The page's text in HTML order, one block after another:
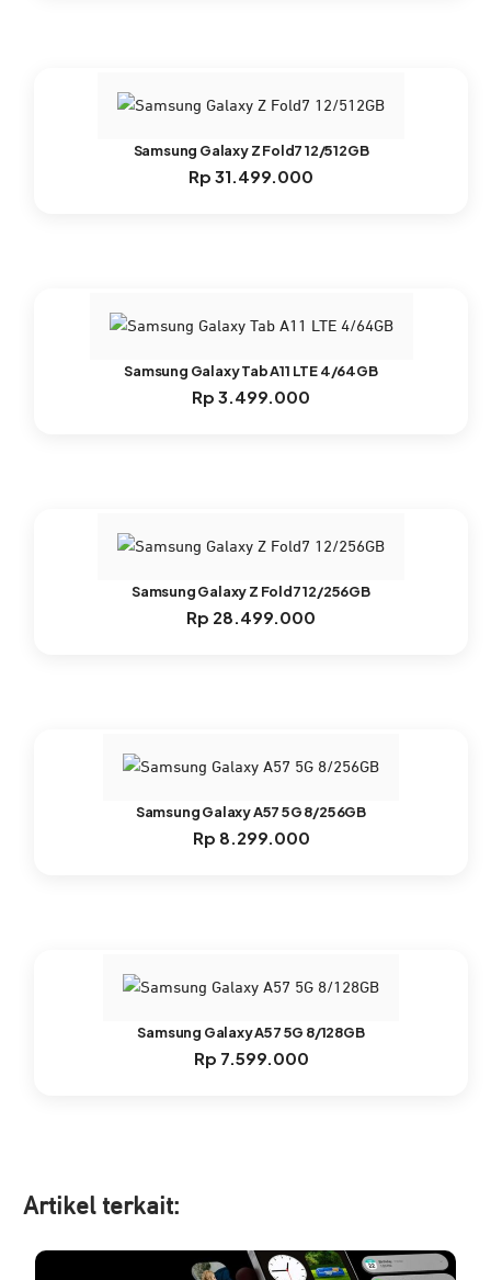
Samsung Galaxy Z Fold7 12/512GB
Rp 31.499.000
Samsung Galaxy Tab A11 LTE 4/64GB
Rp 3.499.000
Samsung Galaxy Z Fold7 12/256GB
Rp 28.499.000
Samsung Galaxy A57 5G 8/256GB
Rp 8.299.000
Samsung Galaxy A57 5G 8/128GB
Rp 7.599.000
Artikel terkait: